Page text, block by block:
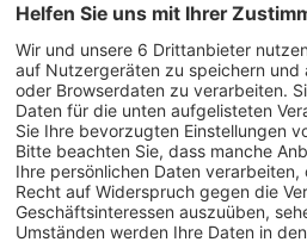
0 Artikel-ID: 3866